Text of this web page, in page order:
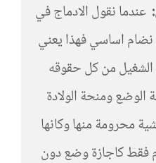
عندما نقول الادماج في
نضام اساسي فهذا يعني
الشغيل من كل حقوقه
ومنحة الولادة
محرومة منها وكانها
النساء 3 ايام فقط كاجازة وضع دون